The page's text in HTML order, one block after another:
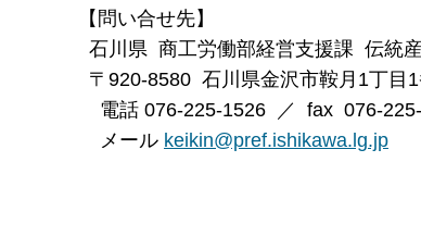
【問い合せ先】
石川県 商工労働部経営支援課 伝統
〒920-8580 石川県金沢市鞍月1丁目
電話 076-225-1526 ／ fax 076-
メール keikin@pref.ishikawa.lg.jp